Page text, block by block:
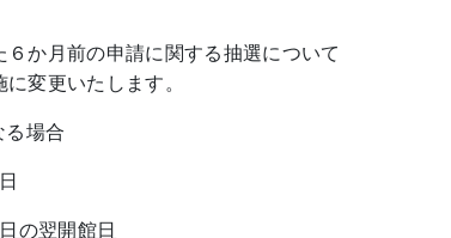
か月前の申請に関する抽選について
変更いたします。
場合
の翌開館日